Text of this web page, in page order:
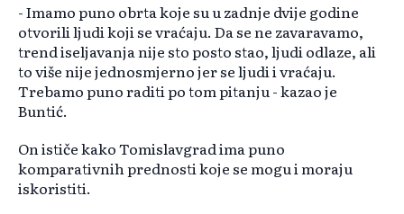
- Imamo puno obrta koje su u zadnje dvije godine
otvorili ljudi koji se vraćaju. Da se ne zavaravamo,
trend iseljavanja nije sto posto stao, ljudi odlaze, ali
to više nije jednosmjerno jer se ljudi i vraćaju.
Trebamo puno raditi po tom pitanju - kazao je
Buntić.
On ističe kako Tomislavgrad ima puno
komparativnih prednosti koje se mogu i moraju
iskoristiti.